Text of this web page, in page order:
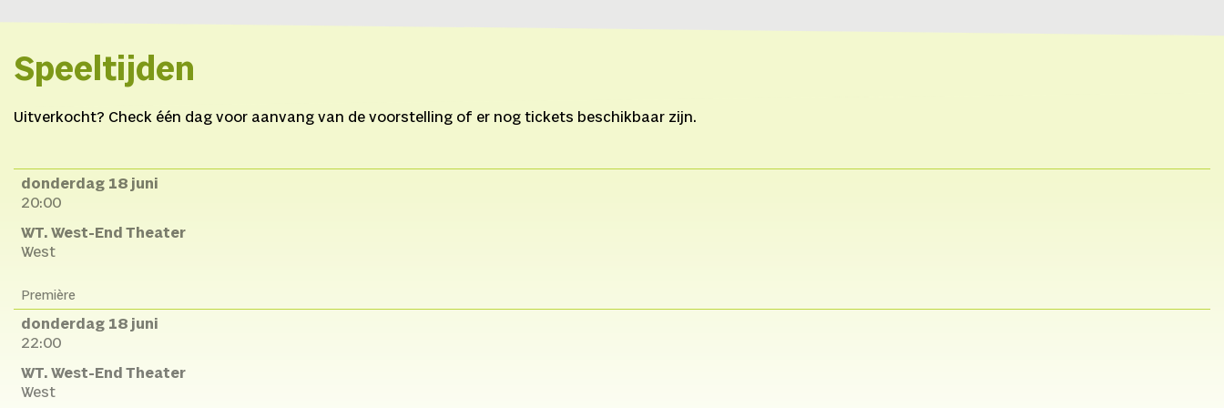
Speeltijden
Uitverkocht? Check één dag voor aanvang van de voorstelling of er nog tickets beschikbaar zijn.
donderdag 18 juni
20:00
WT. West-End Theater
West
Première
donderdag 18 juni
22:00
WT. West-End Theater
West